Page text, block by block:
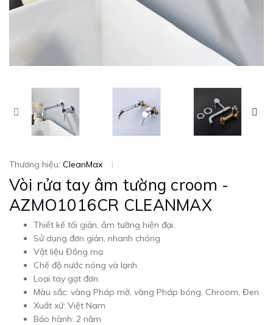
Thương hiệu: CleanMax |
Vòi rửa tay âm tường croom -
AZMO1016CR CLEANMAX
Thiết kế tối giản, âm tường hiện đại,
Sử dụng đơn giản, nhanh chóng
Vật liệu Đồng mạ
Chế độ nước nóng và lạnh
Loại tay gạt đơn
Màu sắc: vàng Pháp mờ, vàng Pháp bóng, Chroom, Đen
Xuất xứ: Việt Nam
Bảo hành: 2 năm